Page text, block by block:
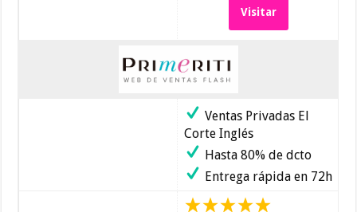
Visitar
Ventas Privadas El
Corte Inglés
Hasta 80% de dcto
Entrega rápida en 72h